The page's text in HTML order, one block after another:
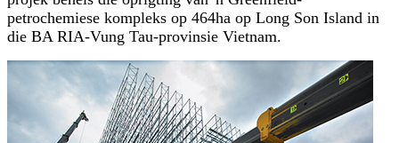
petrochemiese kompleks op 464ha op Long Son Island in
die BA RIA-Vung Tau-provinsie Vietnam.